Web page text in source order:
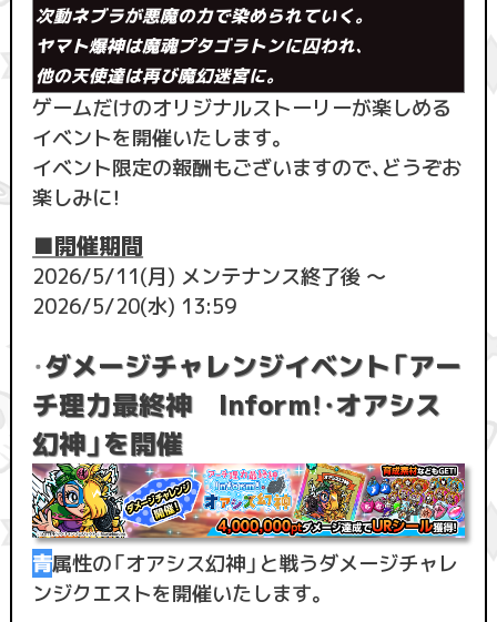
次動ネブラが悪魔の力で染められていく。
ヤマト爆神は魔魂プタゴラトンに囚われ、
他の天使達は再び魔幻迷宮に。
ゲームだけのオリジナルストーリーが楽しめる
イベントを開催いたします。
イベント限定の報酬もございますので、どうぞお
楽しみに！
■開催期間
2026/5/11(月) メンテナンス終了後 ～
2026/5/20(水) 13:59
・ダメージチャレンジイベント「アー
チ理力最終神 Inform！・オアシス
幻神」を開催
青属性の「オアシス幻神」と戦うダメージチャレ
ンジクエストを開催いたします。